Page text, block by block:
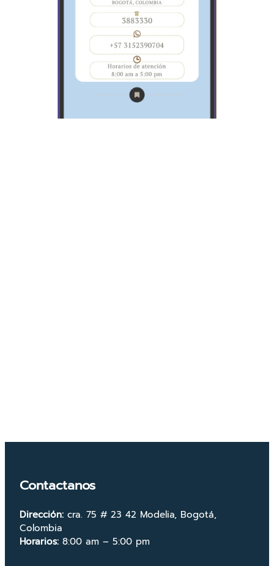
Contactanos
Dirección: cra. 75 # 23 42 Modelia, Bogotá,
Colombia
Horarios: 8:00 am – 5:00 pm